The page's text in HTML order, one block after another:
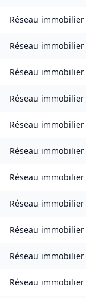
Réseau immobilier
Réseau immobilier
Réseau immobilier
Réseau immobilier
Réseau immobilier
Réseau immobilier
Réseau immobilier
Réseau immobilier
Réseau immobilier
Réseau immobilier
Réseau immobilier